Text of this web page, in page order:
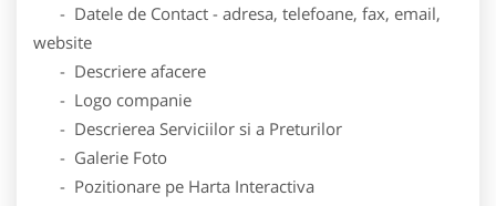
- Datele de Contact - adresa, telefoane, fax, email,
website
- Descriere afacere
- Logo companie
- Descrierea Serviciilor si a Preturilor
- Galerie Foto
- Pozitionare pe Harta Interactiva